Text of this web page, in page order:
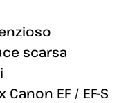
scarsa
EF / EF-S